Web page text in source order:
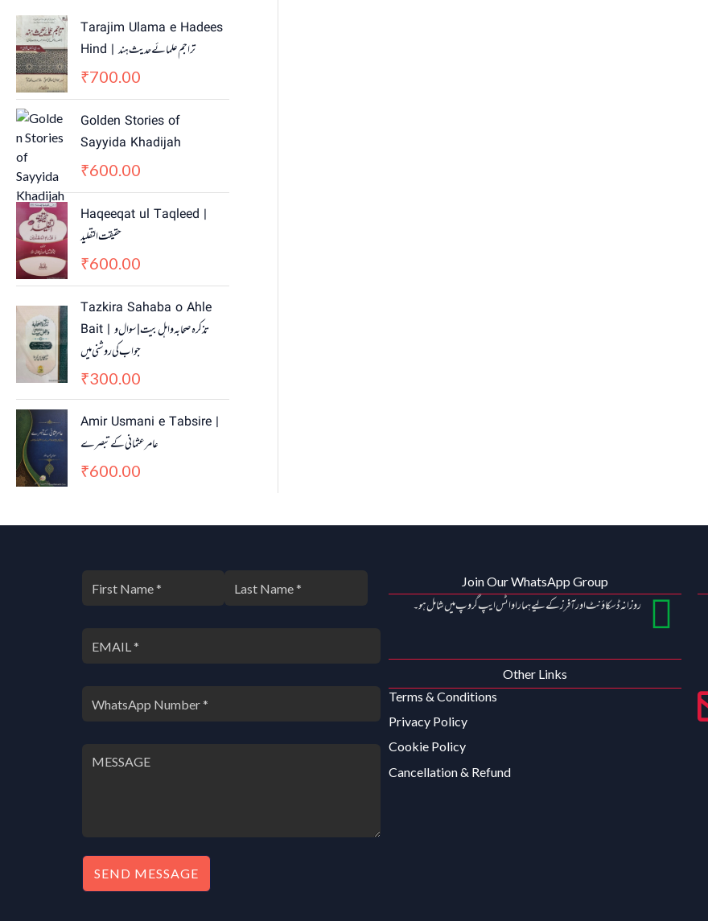
Tarajim Ulama e Hadees
Hind | تراجم علمائے حديث ہند
₹700.00
Golden Stories of
Sayyida Khadijah
₹600.00
Haqeeqat ul Taqleed |
حقیقت التقلید
₹600.00
Tazkira Sahaba o Ahle
Bait | تذکرہ صحابہ واہل بیت | سوال و
جواب کی روشنی میں
₹300.00
Amir Usmani e Tabsire |
عامر عثمانی کے تبصرے
₹600.00
SEND MESSAGE
Join Our WhatsApp Group
روزانہ ڈسکاؤنٹ اور آفرز کے لیے ہمارا واٹس ایپ گروپ میں شامل ہو۔
Other Links
Terms & Conditions
Privacy Policy
Cookie Policy
Cancellation & Refund